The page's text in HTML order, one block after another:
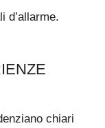
d’allarme.
chiari